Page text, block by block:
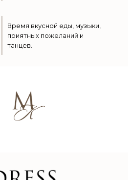
Время вкусной еды, музыки,
приятных пожеланий и
танцев.